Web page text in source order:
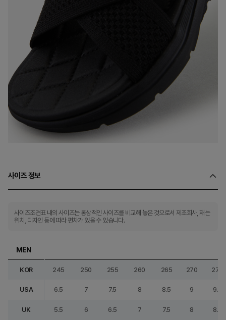
사이즈 정보
사이즈조견표 내의 사이즈는 통상적인 사이즈를 비교해 놓은 것으로서 제조회사, 재는
위치, 디자인 등에 따라 편차가 있을 수 있습니다.
MEN
KOR 245 250 255 260 265 270 275
USA 6.5 7 7.5 8 8.5 9 9.5
UK 5.5 6 6.5 7 7.5 8 8.5